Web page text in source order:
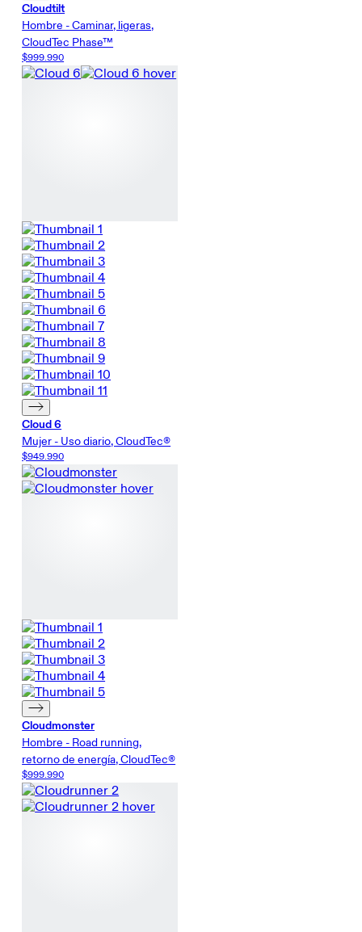
Cloudtilt
Hombre - Caminar, ligeras,
CloudTec Phase™
$999.990
Cloud 6
Mujer - Uso diario, CloudTec®
$949.990
Cloudmonster
Hombre - Road running,
retorno de energía, CloudTec®
$999.990